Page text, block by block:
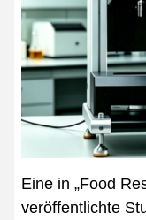
Eine in „Food
veröffentlichte